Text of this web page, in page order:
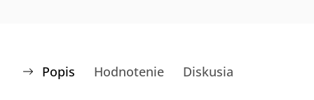
Popis Hodnotenie Diskusia